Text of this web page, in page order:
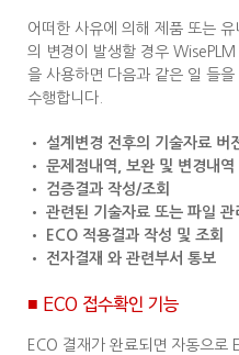
어떠한 사유에 의해 제품 또는
의 변경이 발생할 경우
을 사용하면 다음과 같은 일 들을
수행합니다.
• 설계변경 전후의 기술자료 버
• 문제점내역, 보완 및 변경내역
• 검증결과 작성/조회
• 관련된 기술자료 또는 파일 관
• ECO 적용결과 작성 및 조회
• 전자결재 와 관련부서 통보
■ ECO 접수확인 기능
ECO 결재가 완료되면 자동으로